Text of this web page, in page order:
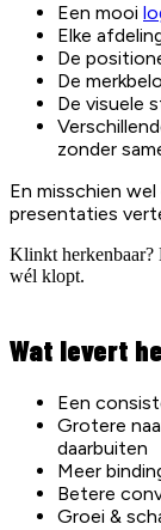
Een mooi
Elke
De
De
De visuele
zonder
En misschien
presentaties
Klinkt herkenbaar?
wél klopt.
Wat levert
Een
Grotere
daarbuiten
Meer
Betere
Groei &